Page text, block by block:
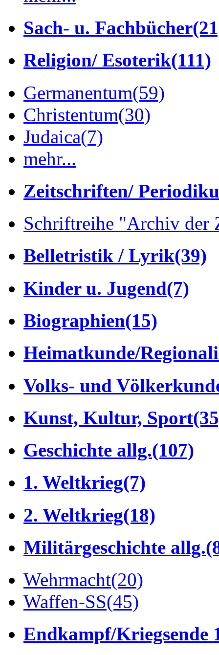
Sach- u. Fachbücher
Religion/ Esoterik(111)
Germanentum(59)
Christentum(30)
Judaica(7)
mehr...
Zeitschriften/
Schriftreihe "Archiv der
Belletristik / Lyrik(39)
Kinder u. Jugend(7)
Biographien(15)
Heimatkunde/
Volks- und
Kunst, Kultur, Sport
Geschichte allg.(107)
1. Weltkrieg(7)
2. Weltkrieg(18)
Militärgeschichte allg.
Wehrmacht(20)
Waffen-SS(45)
Endkampf/Kriegsende